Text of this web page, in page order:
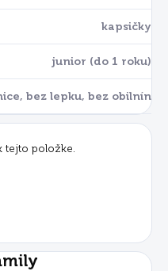
kapsičky
junior (do 1 roku)
bez lepku, bez obilnín
tejto položke.